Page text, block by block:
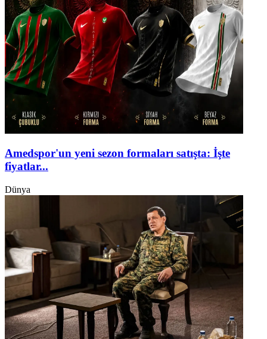
Amedspor'un yeni sezon formaları satışta: İşte
fiyatlar...
Dünya